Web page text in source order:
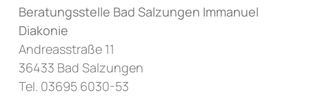
Beratungsstelle Bad Salzungen Immanuel
Diakonie
Andreasstraße 11
36433 Bad Salzungen
Tel. 03695 6030-53